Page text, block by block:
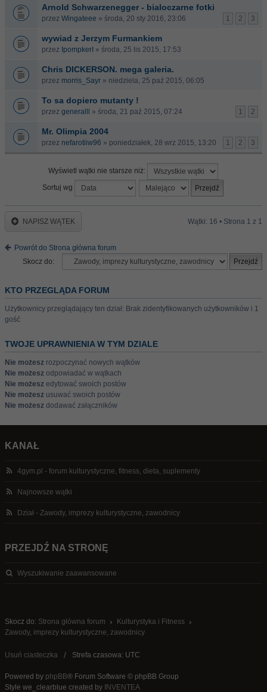
Arnold Schwarzenegger - bialoczarne fotki
1 2 3
przez Wingateee » środa, 20 sty 2016, 23:06
wywiad z Jerzym Furmankiem
przez IpompkerI » środa, 25 lis 2015, 17:53
Chris DICKERSON. mega galeria.
przez morris_Sayr » niedziela, 25 paź 2015, 06:05
To sa dopiero mutanty !
1 2
przez generalll » środa, 21 paź 2015, 07:24
Mr. Olimpia 2004
1 2 3
przez nefarotiiw96 » poniedziałek, 28 wrz 2015, 13:20
Wyświetl wątki nie starsze niż:
Sortuj wg
NAPISZ WĄTEK Wątki: 16 • Strona 1 z 1
Powrót do Strona główna forum
Skocz do:
KTO PRZEGLĄDA FORUM
Użytkownicy przeglądający ten dział: Brak zidentyfikowanych użytkowników i 1
gość
TWOJE UPRAWNIENIA W TYM DZIALE
Nie możesz rozpoczynać nowych wątków
Nie możesz odpowiadać w wątkach
Nie możesz edytować swoich postów
Nie możesz usuwać swoich postów
Nie możesz dodawać załączników
KANAŁ
4gym.pl - forum kulturystyczne, fitness, dieta, suplementy
Najnowsze wątki
Dział - Zawody, imprezy kulturystyczne, zawodnicy
PRZEJDŹ NA STRONĘ
Wyszukiwanie zaawansowane
Skocz do: Strona główna forum
Kulturystyka i Fitness
Zawody, imprezy kulturystyczne, zawodnicy
Usuń ciasteczka Strefa czasowa: UTC
Powered by phpBB® Forum Software © phpBB Group
Style we_clearblue created by INVENTEA